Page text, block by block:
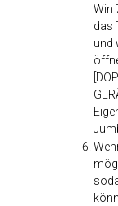
Win
das
und